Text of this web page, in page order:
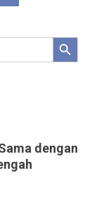
Search Button
dengan